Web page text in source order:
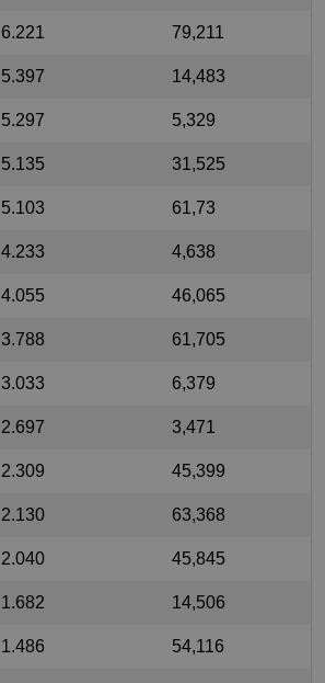
6.221 79,211
5.397 14,483
5.297 5,329
5.135 31,525
5.103 61,73
4.233 4,638
4.055 46,065
3.788 61,705
3.033 6,379
2.697 3,471
2.309 45,399
2.130 63,368
2.040 45,845
1.682 14,506
1.486 54,116